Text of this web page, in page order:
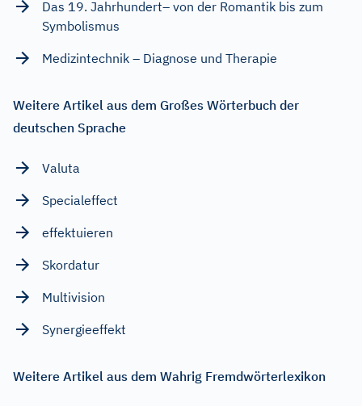
Das 19. Jahrhundert– von der Romantik bis zum
Symbolismus
Medizintechnik – Diagnose und Therapie
Weitere Artikel aus dem Großes Wörterbuch der
deutschen Sprache
Valuta
Specialeffect
effektuieren
Skordatur
Multivision
Synergieeffekt
Weitere Artikel aus dem Wahrig Fremdwörterlexikon